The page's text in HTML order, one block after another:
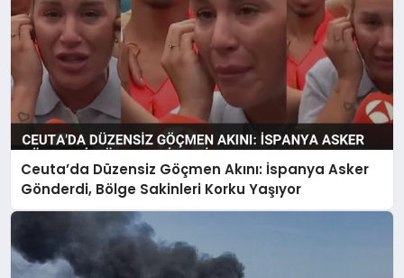
Ceuta’da Düzensiz Göçmen Akını: İspanya Asker
Gönderdi, Bölge Sakinleri Korku Yaşıyor